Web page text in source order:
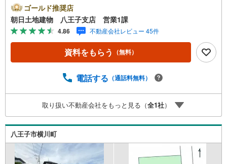
宅を施工しやすい整形地、更地渡しです※バザール会場に
は、ベビーベッドや キッズスペースをご用意しておりま
す。 小さなお子様連れでも、安心してご来場ください！
資料請求、住宅ローンのご相談などお気軽にお問合せくだ
さい！スタッフ25名でお客様がご覧になったことのない情
報を多数ご用意しております。インターネット、チラシな
件もご紹介可能です。 担当営業へご希望をお伝えくださ
せ、弊社へのご来社など、ご相談ください。ご希望があれ
ば周辺環境、お客様の希望に合わせた物件などもご案内を
いたします。お住まい探しは朝日土地建物（株）八王子
店 営業5課にお任せください！
ゴールド推奨店
朝日土地建物 八王子支店 営業1課
4.86 不動産会社レビュー 45件
資料をもらう （無料）
電話する （通話料無料）
取り扱い不動産会社をもっと見る（全1社）
八王子市横川町